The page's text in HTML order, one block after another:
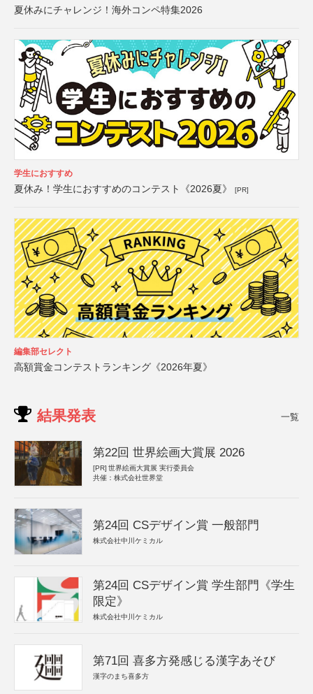
夏休みにチャレンジ！海外コンペ特集2026
学生におすすめ
夏休み！学生におすすめのコンテスト《2026夏》 [PR]
編集部セレクト
高額賞金コンテストランキング《2026年夏》
結果発表 一覧
第22回 世界絵画大賞展 2026
[PR] 世界絵画大賞展 実行委員会
共催：株式会社世界堂
第24回 CSデザイン賞 一般部門
株式会社中川ケミカル
第24回 CSデザイン賞 学生部門《学生
限定》
株式会社中川ケミカル
第71回 喜多方発感じる漢字あそび
漢字のまち喜多方